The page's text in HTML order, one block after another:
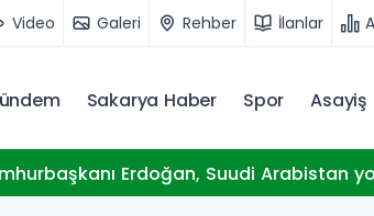
Video Galeri Rehber İlanlar
Sakarya Haber Spor Asayiş
Erdoğan, Suudi Arabistan